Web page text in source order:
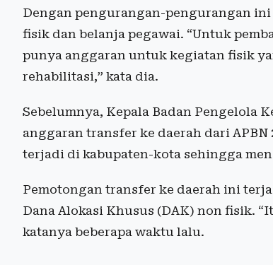
Dengan pengurangan-pengurangan
fisik dan belanja pegawai. “Untuk
punya anggaran untuk kegiatan fisik
rehabilitasi,” kata dia.
Sebelumnya, Kepala Badan Pengelola
anggaran transfer ke daerah dari
terjadi di kabupaten-kota sehingga
Pemotongan transfer ke daerah ini
Dana Alokasi Khusus (DAK) non fisik.
katanya beberapa waktu lalu.